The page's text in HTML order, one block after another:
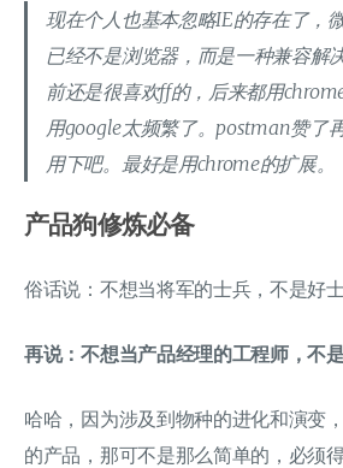
现在个人也基本忽略IE的存在了，
已经不是浏览器，而是一种兼容解
前还是很喜欢ff的，后来都用
用google太频繁了。postman赞了
用下吧。最好是用chrome的扩展。
产品狗修炼必备
俗话说：不想当将军的士兵，不是好士
再说：不想当产品经理的工程师，不是
哈哈，因为涉及到物种的进化和演变
的产品，那可不是那么简单的，必须